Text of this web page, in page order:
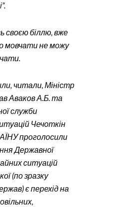
своєю біллю, вже
мовчати не можу
читали, Міністр
Аваков А.Б. та
служби
Чечоткін
проголосили
Державної
ситуацій
(по зразку
є перехід на